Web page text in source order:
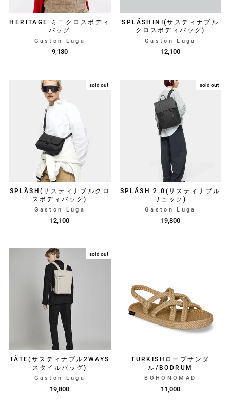
HERITAGE ミニクロスボディ
バッグ
Gaston Luga
9,130
SPLÄSHINI(サスティナブル
クロスボディバッグ)
Gaston Luga
12,100
sold out
SPLÄSH(サスティナブルクロ
スボディバッグ)
Gaston Luga
12,100
sold out
SPLÄSH 2.0(サスティナブル
リュック)
Gaston Luga
19,800
sold out
TÅTE(サスティナブル2WAYS
スタイルバッグ)
Gaston Luga
19,800
TURKISHロープサンダ
ル/BODRUM
BOHONOMAD
11,000